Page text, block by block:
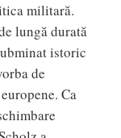
militară.
lungă durată
istoric
de
Ca